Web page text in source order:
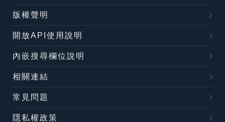
版權聲明
開放API使用說明
內嵌搜尋欄位說明
相關連結
常見問題
隱私權政策